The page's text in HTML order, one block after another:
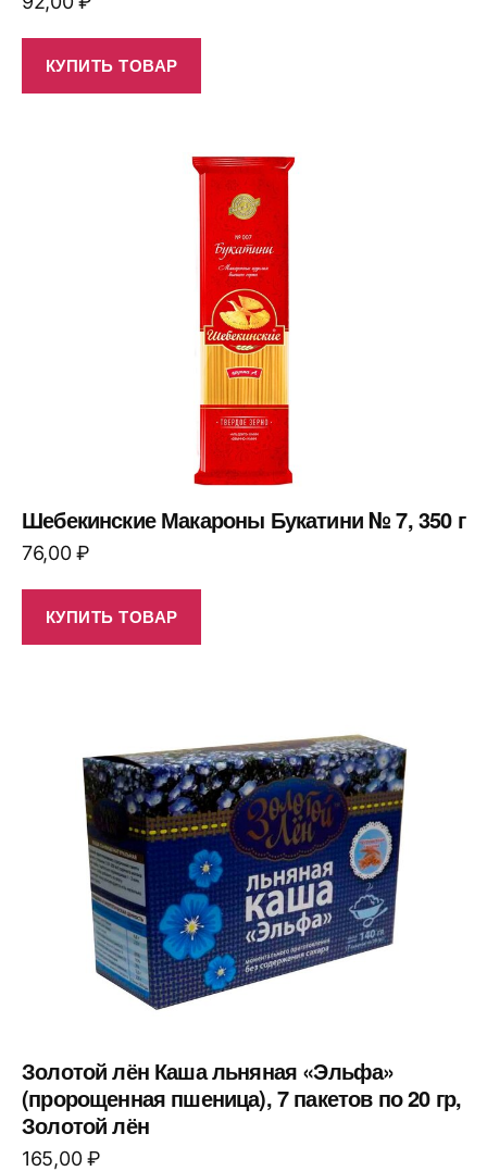
КУПИТЬ ТОВАР
Шебекинские Макароны Букатини № 7, 350 г
76,00₽
КУПИТЬ ТОВАР
Золотой лён Каша льняная «Эльфа»
(пророщенная пшеница), 7 пакетов по 20 гр,
Золотой лён
165,00₽